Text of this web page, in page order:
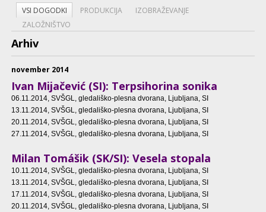
VSI DOGODKI PRODUKCIJA
IZOBRAŽEVANJE
ZALOŽNIŠTVO
Arhiv
november 2014
Ivan Mijačević (SI): Terpsihorina sonika
06.11.2014, SVŠGL, gledališko-plesna dvorana, Ljubljana, SI
13.11.2014, SVŠGL, gledališko-plesna dvorana, Ljubljana, SI
20.11.2014, SVŠGL, gledališko-plesna dvorana, Ljubljana, SI
27.11.2014, SVŠGL, gledališko-plesna dvorana, Ljubljana, SI
Milan Tomášik (SK/SI): Vesela stopala
10.11.2014, SVŠGL, gledališko-plesna dvorana, Ljubljana, SI
13.11.2014, SVŠGL, gledališko-plesna dvorana, Ljubljana, SI
17.11.2014, SVŠGL, gledališko-plesna dvorana, Ljubljana, SI
20.11.2014, SVŠGL, gledališko-plesna dvorana, Ljubljana, SI